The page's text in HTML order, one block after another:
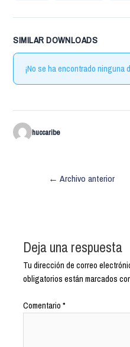
SIMILAR DOWNLOADS
¡No se ha encontrado ninguna
huccaribe
← Archivo anterior
Deja una respuesta
Tu dirección de correo
obligatorios están marcados
Comentario*